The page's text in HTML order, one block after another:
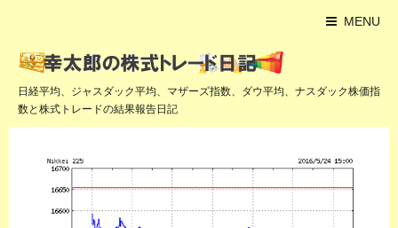
MENU
日経平均、ジャスダック平均、マザーズ指数、ダウ平均、ナスダック株価指
数と株式トレードの結果報告日記